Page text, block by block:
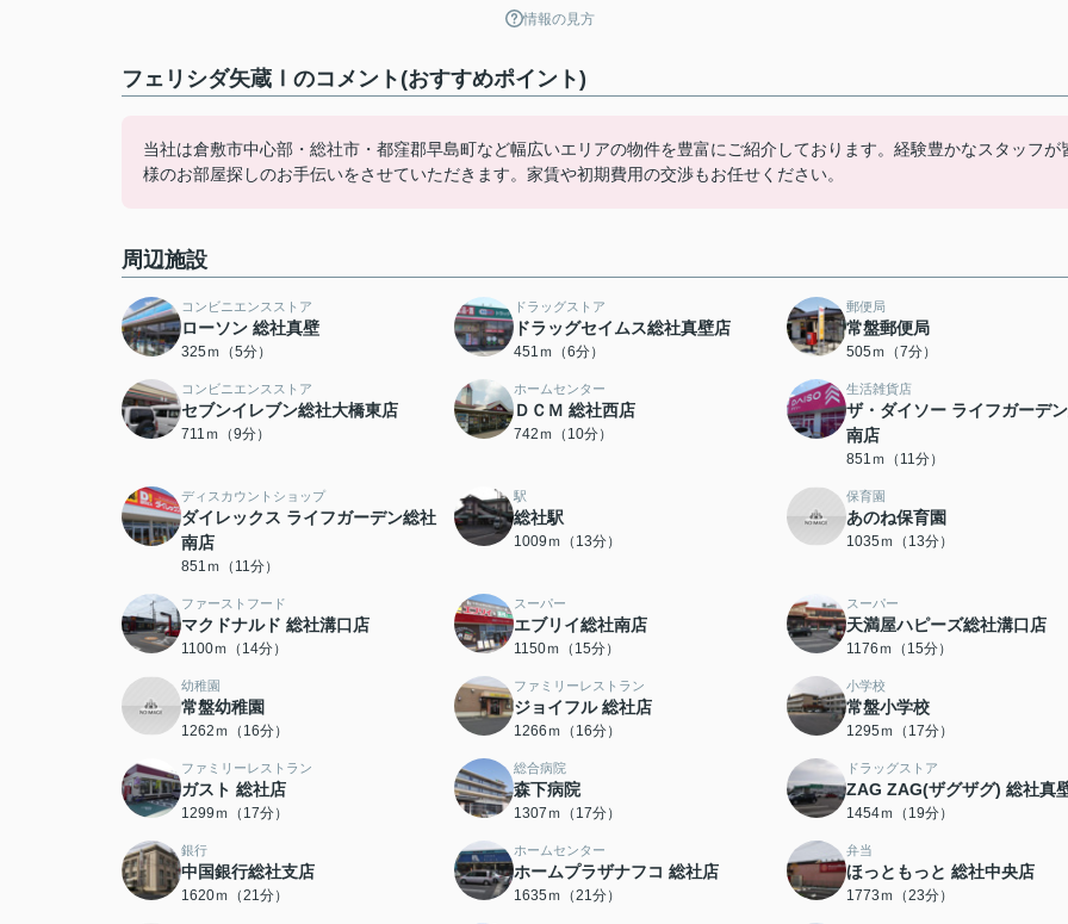
情報の見方
フェリシダ矢蔵Ⅰのコメント(おすすめポイント)
当社は倉敷市中心部・総社市・都窪郡早島町など幅広いエリアの物件を豊富にご紹介しております。経験豊かなスタッフが
様のお部屋探しのお手伝いをさせていただきます。家賃や初期費用の交渉もお任せください。
周辺施設
コンビニエンスストア
ローソン 総社真壁
325ｍ（5分）
ドラッグストア
ドラッグセイムス総社真壁店
451ｍ（6分）
郵便局
常盤郵便局
505ｍ（7分）
コンビニエンスストア
セブンイレブン総社大橋東店
711ｍ（9分）
ホームセンター
ＤＣＭ 総社西店
742ｍ（10分）
生活雑貨店
ザ・ダイソー ライフガーデ
南店
851ｍ（11分）
ディスカウントショップ
ダイレックス ライフガーデン総社
南店
851ｍ（11分）
駅
総社駅
1009ｍ（13分）
保育園
あのね保育園
1035ｍ（13分）
ファーストフード
マクドナルド 総社溝口店
1100ｍ（14分）
スーパー
エブリイ総社南店
1150ｍ（15分）
スーパー
天満屋ハピーズ総社溝口店
1176ｍ（15分）
幼稚園
常盤幼稚園
1262ｍ（16分）
ファミリーレストラン
ジョイフル 総社店
1266ｍ（16分）
小学校
常盤小学校
1295ｍ（17分）
ファミリーレストラン
ガスト 総社店
1299ｍ（17分）
総合病院
森下病院
1307ｍ（17分）
ドラッグストア
ZAG ZAG(ザグザグ) 総社真
1454ｍ（19分）
銀行
中国銀行総社支店
1620ｍ（21分）
ホームセンター
ホームプラザナフコ 総社店
1635ｍ（21分）
弁当
ほっともっと 総社中央店
1773ｍ（23分）